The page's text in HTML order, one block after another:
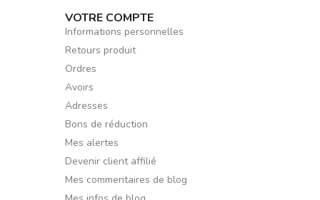
VOTRE COMPTE
Informations personnelles
Retours produit
Ordres
Avoirs
Adresses
Bons de réduction
Mes alertes
Devenir client affilié
Mes commentaires de blog